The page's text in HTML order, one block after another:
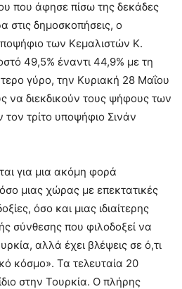
που άφησε πίσω της δεκάδες
στις δημοσκοπήσεις, ο
των Κεμαλιστών Κ.
49,5% έναντι 44,9% με τη
γύρο, την Κυριακή 28 Μαΐου
να διεκδικούν τους ψήφους των
τον τρίτο υποψήφιο Σινάν
για μια ακόμη φορά
μιας χώρας με επεκτατικές
όσο και μιας ιδιαίτερης
σύνθεσης που φιλοδοξεί να
αλλά έχει βλέψεις σε ό,τι
κόσμο». Τα τελευταία 20
στην Τουρκία. Ο πλήρης